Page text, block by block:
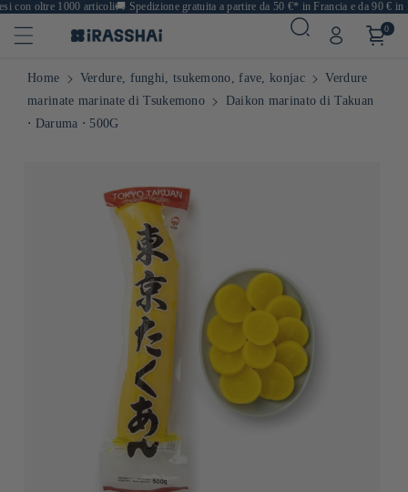
oltre 1000 articoli🚚Spedizione gratuita a partire da 50 €* in Francia e da 90 € in
0
Home Verdure, funghi, tsukemono, fave, konjac
Verdure
marinate marinate di Tsukemono
Daikon marinato di Takuan
⋅ Daruma ⋅ 500G